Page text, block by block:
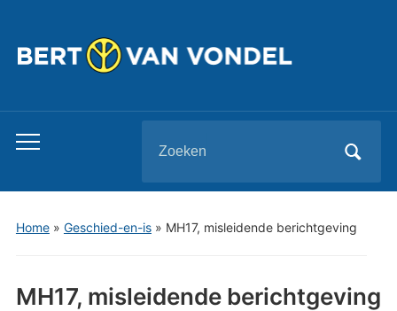
Toggle
menu
naar:
Home» Geschied-en-is» MH17, misleidende berichtgeving
MH17, misleidende berichtgeving